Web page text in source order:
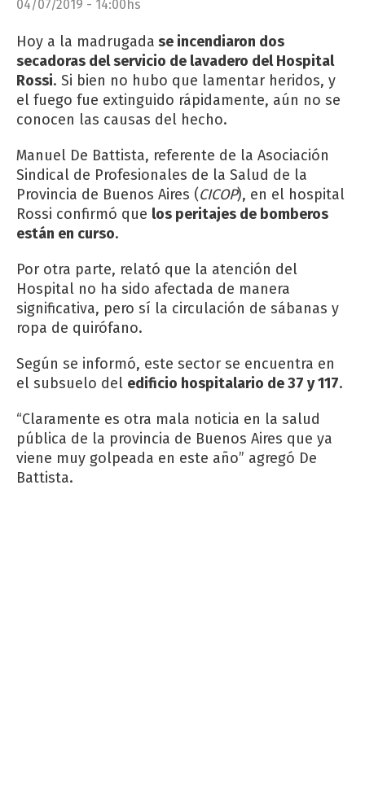
04/07/2019 - 14:00hs
Hoy a la madrugada se incendiaron dos
secadoras del servicio de lavadero del Hospital
Rossi. Si bien no hubo que lamentar heridos, y
el fuego fue extinguido rápidamente, aún no se
conocen las causas del hecho.
Manuel De Battista, referente de la Asociación
Sindical de Profesionales de la Salud de la
Provincia de Buenos Aires (CICOP), en el hospital
Rossi confirmó que los peritajes de bomberos
están en curso.
Por otra parte, relató que la atención del
Hospital no ha sido afectada de manera
significativa, pero sí la circulación de sábanas y
ropa de quirófano.
Según se informó, este sector se encuentra en
el subsuelo del edificio hospitalario de 37 y 117.
“Claramente es otra mala noticia en la salud
pública de la provincia de Buenos Aires que ya
viene muy golpeada en este año” agregó De
Battista.